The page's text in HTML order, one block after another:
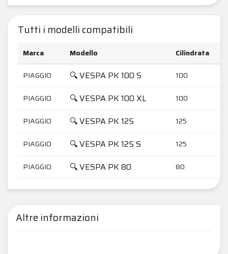
Tutti i modelli compatibili
Marca Modello
Cilindrata
PIAGGIO
🔍 VESPA PK 100 S 100
PIAGGIO 🔍 VESPA PK 100 XL 100
PIAGGIO 🔍 VESPA PK 125 125
PIAGGIO 🔍 VESPA PK 125 S 125
PIAGGIO 🔍 VESPA PK 80 80
Altre informazioni